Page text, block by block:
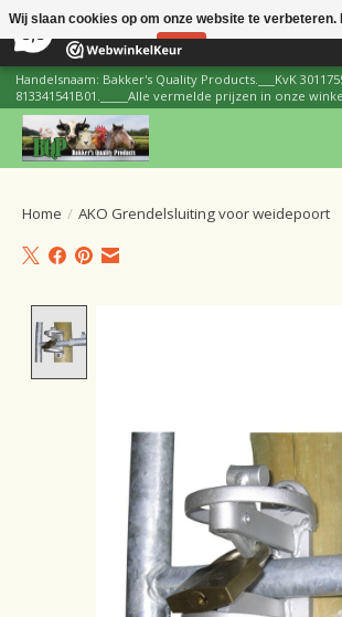
206 Reviews
Handelsnaam: Bakker's Quality Products.___KvK
813341541B01._____Alle vermelde prijzen in onze
Home / AKO Grendelsluiting voor weidepoort
Wij slaan cookies op om onze website te verbeteren.
Nee